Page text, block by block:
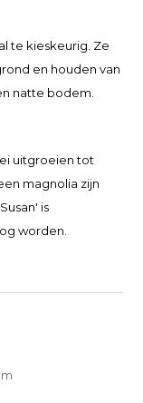
te kieskeurig. Ze
en houden van
natte bodem.
uitgroeien tot
magnolia zijn
is
worden.